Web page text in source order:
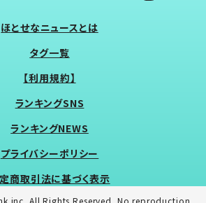
ほとせなニュースとは
タグ一覧
【利用規約】
ランキングSNS
ランキングNEWS
プライバシーポリシー
商取引法に基づく表示
inc. All Rights Reserved. No reproduction